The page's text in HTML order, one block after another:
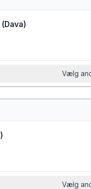
(Dava)
Vælg
)
Vælg